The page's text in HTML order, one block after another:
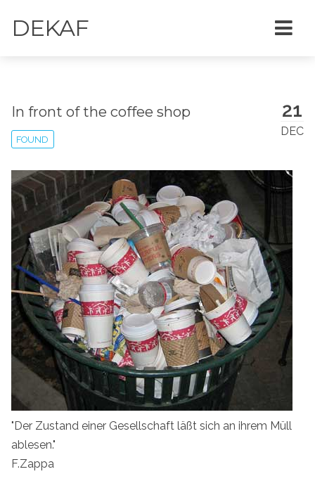
DEKAF
21
DEC
In front of the coffee shop
FOUND
"Der Zustand einer Gesellschaft läßt sich an ihrem Müll
ablesen."
F.Zappa